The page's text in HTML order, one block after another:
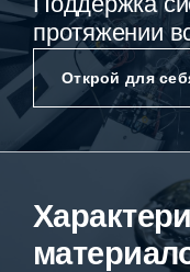
Поддержка
протяжении
Открой для